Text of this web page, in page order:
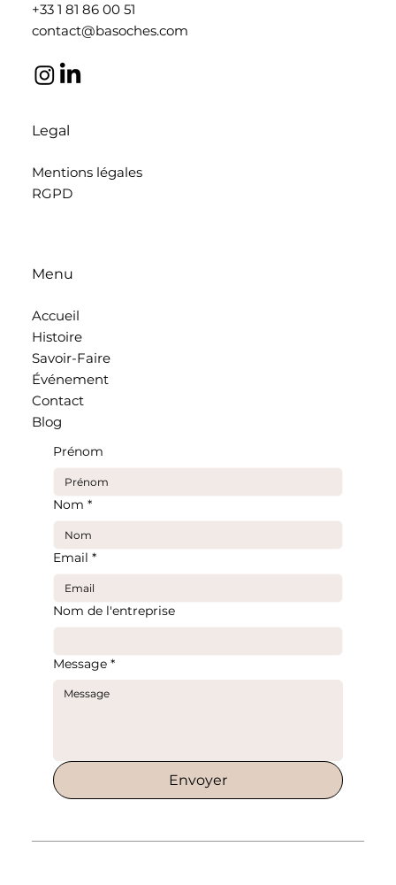
+33 1 81 86 00 51
contact@basoches.com
Legal
Mentions légales
RGPD
Menu
Accueil
Histoire
Savoir-Faire
Événement
Contact
Blog
Prénom
Nom *
Email *
Nom de l'entreprise
Message *
Envoyer